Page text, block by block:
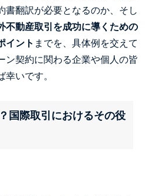
書翻訳が必要となるのか、そし
不動産取引を成功に導くための
イント までを、具体例を交えて
ン契約に関わる企業や個人の皆
いです。
国際取引におけるその役